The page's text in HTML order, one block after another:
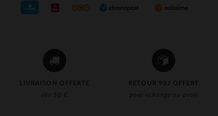
LIVRAISON OFFERTE
dès 50 €
RETOUR 90J OFFERT
pour échange ou avoir